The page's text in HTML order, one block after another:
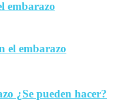
embarazo
el embarazo
¿Se pueden hacer?